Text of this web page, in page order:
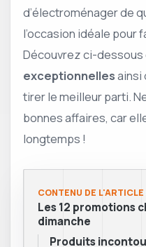
d’électroménager de
l’occasion idéale pour
Découvrez ci-dessous
exceptionnellesainsi
tirer le meilleur parti.
bonnes affaires, car
longtemps !
CONTENU DE L'ARTICLE
Les 12 promotions
dimanche
Produits